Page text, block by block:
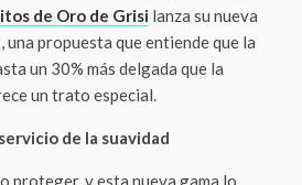
de Oro de Grisi lanza su nueva
, una propuesta que entiende que la
un 30% más delgada que la
un trato especial.
de la suavidad
proteger, y esta nueva gama lo